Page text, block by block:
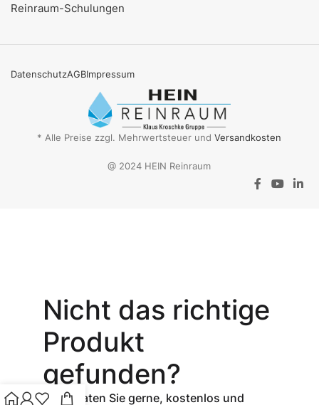
Reinraum-Schulungen
DatenschutzAGBImpressum
* Alle Preise zzgl. Mehrwertsteuer undVersandkosten
@ 2024 HEIN Reinraum
Gutschein-Code
INSPEC30
erhalten Sie
% Rabattauf
den Netto-
Verkaufspreis
aller Produkte
Nicht das richtige
Produkt
gefunden?
Wir beraten Sie gerne, kostenlos und